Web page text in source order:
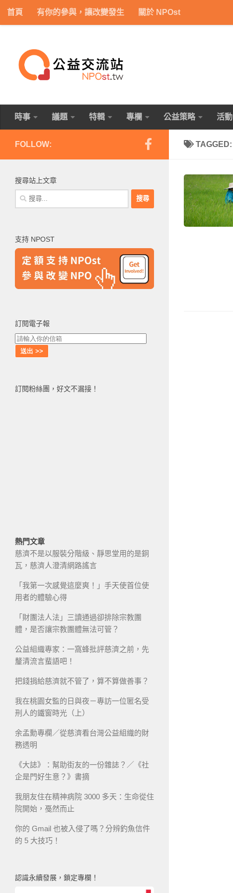
Skip to content
首頁 有你的參與，讓改變發生 關於 NPOst
時事 議題 特輯 專欄 公益策略 活動
TAGGED:
FOLLOW:
搜尋站上文章
搜
尋
字:
支持 NPOST
訂閱電子報
訂閱粉絲團，好文不漏接！
熱門文章
慈濟不是以服裝分階級、靜思堂用的是銅
瓦，慈濟人澄清網路謠言
「我第一次感覺這麼爽！」手天使首位使
用者的體驗心得
「財團法人法」三讀通過卻排除宗教團
體，是否讓宗教團體無法可管？
公益組織專家：一窩蜂批評慈濟之前，先
釐清流言蜚語吧！
把錢捐給慈濟就不管了，算不算做善事？
我在桃園女監的日與夜－專訪一位匿名受
刑人的鐵窗時光（上）
余孟勳專欄／從慈濟看台灣公益組織的財
務透明
《大誌》：幫助街友的一份雜誌？／《社
企是門好生意？》書摘
我朋友住在精神病院 3000 多天：生命從住
院開始，戞然而止
你的 Gmail 也被入侵了嗎？分辨釣魚信件
的 5 大技巧！
認識永續發展，鎖定專欄！